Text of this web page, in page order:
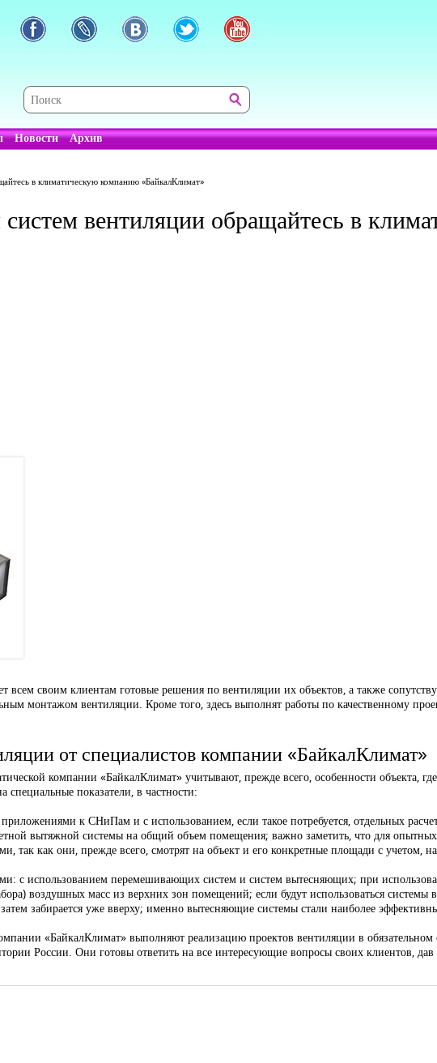
Новости Архив
в климатическую компанию «БайкалКлимат»
вентиляции обращайтесь в
всем своим клиентам готовые решения по вентиляции их объектов, а также
монтажом вентиляции. Кроме того, здесь выполнят работы по качественному
от специалистов компании «БайкалКлимат»
компании «БайкалКлимат» учитывают, прежде всего, особенности объекта, где
показатели, в частности:
к СНиПам и с использованием, если такое потребуется, отдельных
вытяжной системы на общий объем помещения; важно заметить, что для
так как они, прежде всего, смотрят на объект и его конкретные площади с учетом,
с использованием перемешивающих систем и систем вытесняющих; при
воздушных масс из верхних зон помещений; если будут использоваться системы
забирается уже вверху; именно вытесняющие системы стали наиболее
«БайкалКлимат» выполняют реализацию проектов вентиляции в обязательном
России. Они готовы ответить на все интересующие вопросы своих клиентов,